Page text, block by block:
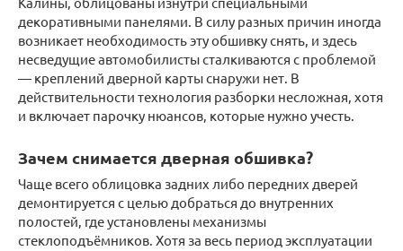
декоративными панелями. В силу разных причин иногда
возникает необходимость эту обшивку снять, и здесь
несведущие автомобилисты сталкиваются с проблемой
— креплений дверной карты снаружи нет. В
действительности технология разборки несложная, хотя
и включает парочку нюансов, которые нужно учесть.
Зачем снимается дверная обшивка?
Чаще всего облицовка задних либо передних дверей
демонтируется с целью добраться до внутренних
полостей, где установлены механизмы
стеклоподъёмников. Хотя за весь период эксплуатации